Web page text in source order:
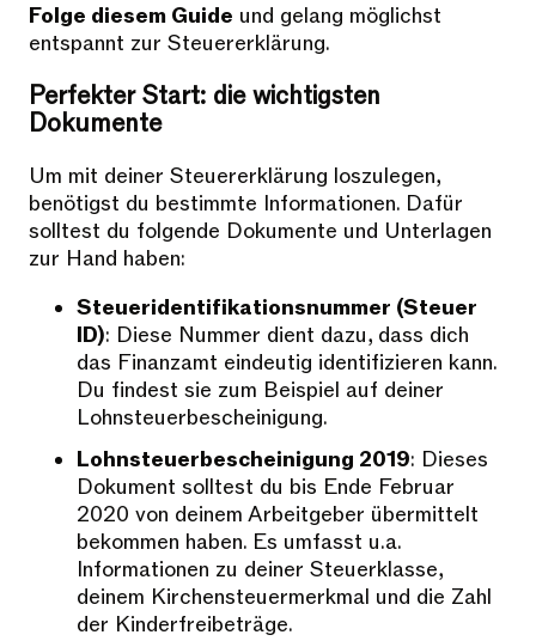
Folge diesem Guide und gelang möglichst
entspannt zur Steuererklärung.
Perfekter Start: die wichtigsten
Dokumente
Um mit deiner Steuererklärung loszulegen,
benötigst du bestimmte Informationen. Dafür
solltest du folgende Dokumente und Unterlagen
zur Hand haben:
Steueridentifikationsnummer (Steuer
ID): Diese Nummer dient dazu, dass dich
das Finanzamt eindeutig identifizieren kann.
Du findest sie zum Beispiel auf deiner
Lohnsteuerbescheinigung.
Lohnsteuerbescheinigung 2019: Dieses
Dokument solltest du bis Ende Februar
2020 von deinem Arbeitgeber übermittelt
bekommen haben. Es umfasst u.a.
Informationen zu deiner Steuerklasse,
deinem Kirchensteuermerkmal und die Zahl
der Kinderfreibeträge.